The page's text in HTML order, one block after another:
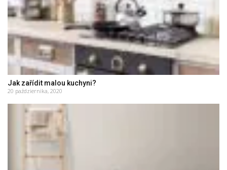
Jak zařídit malou kuchyni?
20 października, 2020